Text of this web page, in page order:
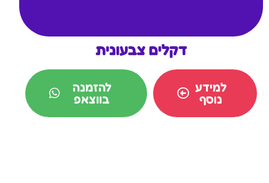
דקלים צבעונית
למידע
נוסף
להזמנה
בווצאפ